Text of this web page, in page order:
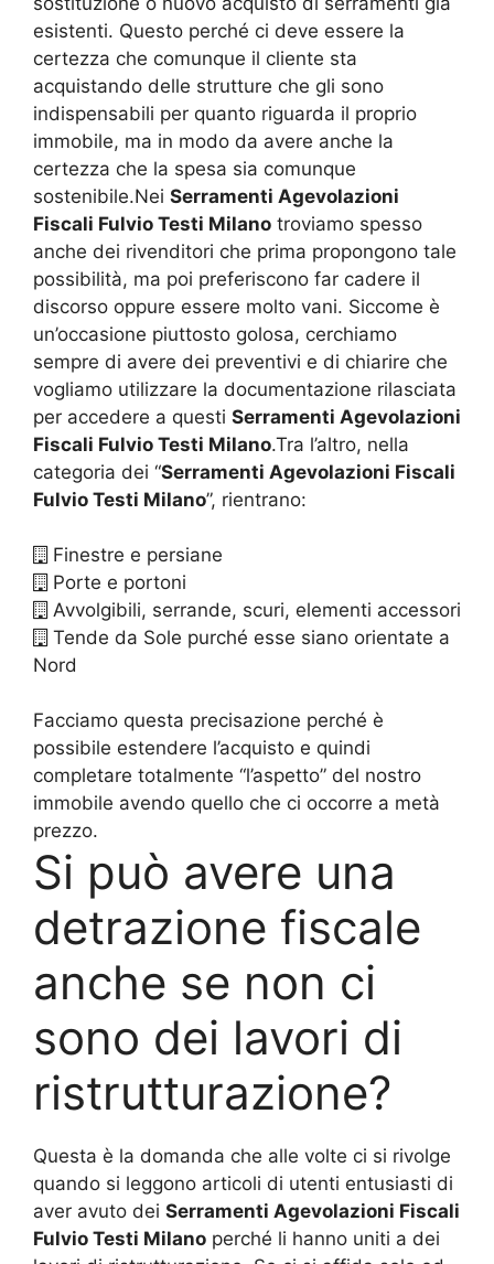
esistenti. Questo perché ci deve essere la
certezza che comunque il cliente sta
acquistando delle strutture che gli sono
indispensabili per quanto riguarda il proprio
immobile, ma in modo da avere anche la
certezza che la spesa sia comunque
sostenibile.Nei Serramenti Agevolazioni
Fiscali Fulvio Testi Milano troviamo spesso
anche dei rivenditori che prima propongono tale
possibilità, ma poi preferiscono far cadere il
discorso oppure essere molto vani. Siccome è
un’occasione piuttosto golosa, cerchiamo
sempre di avere dei preventivi e di chiarire che
vogliamo utilizzare la documentazione rilasciata
per accedere a questi Serramenti Agevolazioni
Fiscali Fulvio Testi Milano.Tra l’altro, nella
categoria dei “Serramenti Agevolazioni Fiscali
Fulvio Testi Milano”, rientrano:
Finestre e persiane
Porte e portoni
Avvolgibili, serrande, scuri, elementi accessori
Tende da Sole purché esse siano orientate a
Nord
Facciamo questa precisazione perché è
possibile estendere l’acquisto e quindi
completare totalmente “l’aspetto” del nostro
immobile avendo quello che ci occorre a metà
prezzo.
Si può avere una
detrazione fiscale
anche se non ci
sono dei lavori di
ristrutturazione?
Questa è la domanda che alle volte ci si rivolge
quando si leggono articoli di utenti entusiasti di
aver avuto dei Serramenti Agevolazioni Fiscali
Fulvio Testi Milano perché li hanno uniti a dei